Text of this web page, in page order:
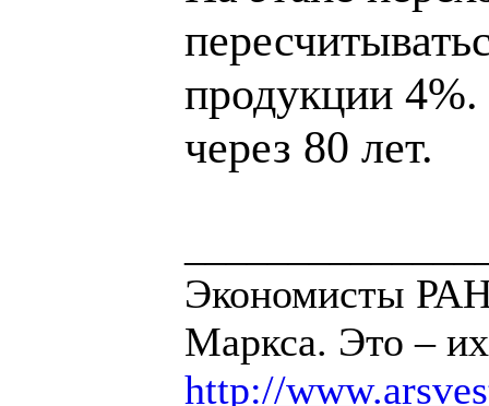
продукции 4%.
через 80 лет.
Экономисты
Маркса. Это –
http://